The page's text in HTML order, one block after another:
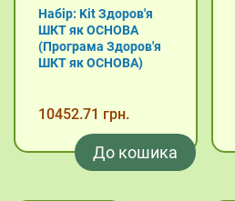
Набір: Kit Здоров'я
ШКТ як ОСНОВА
(Програма Здоров'я
ШКТ як ОСНОВА)
10452.71 грн.
До кошика